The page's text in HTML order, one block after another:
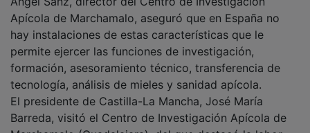
Apícola de Marchamalo, aseguró que en España no
hay instalaciones de estas características que le
permite ejercer las funciones de investigación,
formación, asesoramiento técnico, transferencia de
tecnología, análisis de mieles y sanidad apícola.
El presidente de Castilla-La Mancha, José María
Barreda, visitó el Centro de Investigación Apícola de
Marchamalo (Guadalajara), del que destacó la labor